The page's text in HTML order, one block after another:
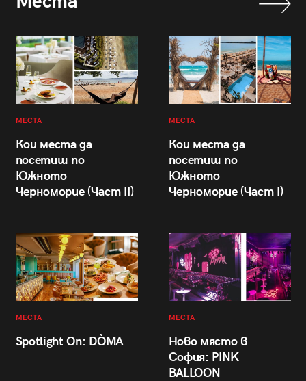
МЕСТА
Кои места да
посетиш по
Южното
Черноморие (Част II)
МЕСТА
Кои места да
посетиш по
Южното
Черноморие (Част I)
МЕСТА
Spotlight On: DÒMA
МЕСТА
Ново място в
София: PINK
BALLOON